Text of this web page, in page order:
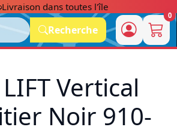
Livraison dans toutes l'île
Recherche
0
Vertical
Noir 910-